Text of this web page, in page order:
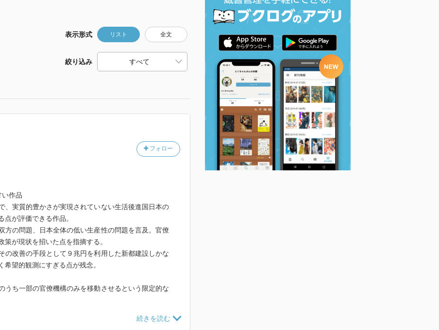
表示形式 リスト 全文
絞り込み
フォロー
作品
、実質的豊かさが実現されていない生活後進国日本の
が評価できる作品。
方の問題、日本全体の低い生産性の問題を言及。官僚
が現状を招いた点を指摘する。
改善の手段として９兆円を利用した新都建設しかな
望的観測にすぎる点が残念。
うち一部の官僚機構のみを移動させるという限定的な
組み国民全体の思考構造まで変えられるとした推定に